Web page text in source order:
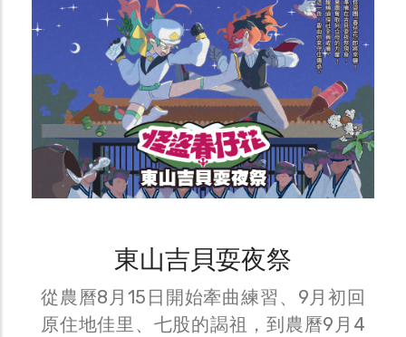
東山吉貝耍夜祭
從農曆8月15日開始牽曲練習、9月初回
原住地佳里、七股的謁祖，到農曆9月4